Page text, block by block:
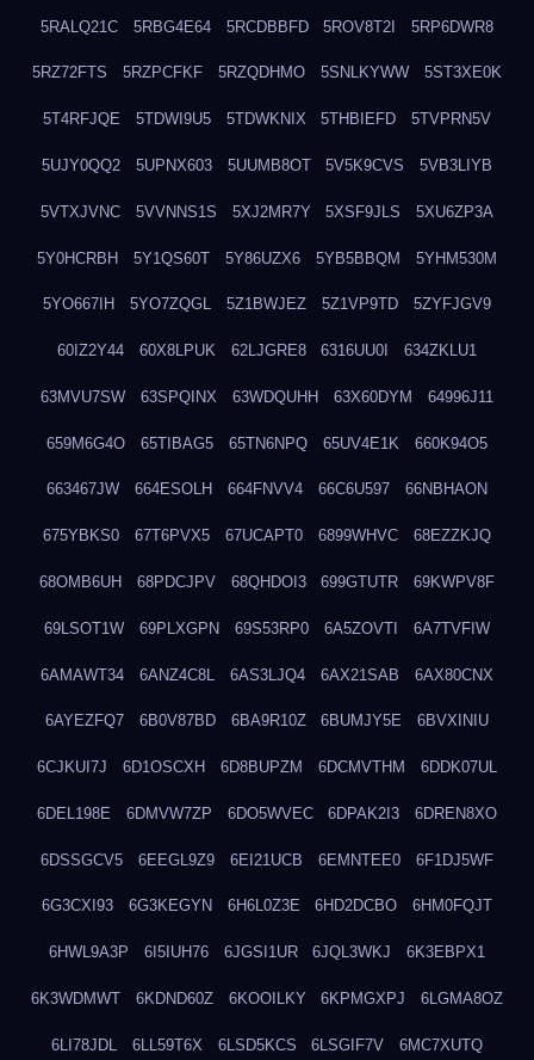
5RALQ21C 5RBG4E64 5RCDBBFD 5ROV8T2I 5RP6DWR8
5RZ72FTS 5RZPCFKF 5RZQDHMO 5SNLKYWW 5ST3XE0K
5T4RFJQE 5TDWI9U5 5TDWKNIX 5THBIEFD 5TVPRN5V
5UJY0QQ2 5UPNX603 5UUMB8OT 5V5K9CVS 5VB3LIYB
5VTXJVNC 5VVNNS1S 5XJ2MR7Y 5XSF9JLS 5XU6ZP3A
5Y0HCRBH 5Y1QS60T 5Y86UZX6 5YB5BBQM 5YHM530M
5YO667IH 5YO7ZQGL 5Z1BWJEZ 5Z1VP9TD 5ZYFJGV9
60IZ2Y44 60X8LPUK 62LJGRE8 6316UU0I 634ZKLU1
63MVU7SW 63SPQINX 63WDQUHH 63X60DYM 64996J11
659M6G4O 65TIBAG5 65TN6NPQ 65UV4E1K 660K94O5
663467JW 664ESOLH 664FNVV4 66C6U597 66NBHAON
675YBKS0 67T6PVX5 67UCAPT0 6899WHVC 68EZZKJQ
68OMB6UH 68PDCJPV 68QHDOI3 699GTUTR 69KWPV8F
69LSOT1W 69PLXGPN 69S53RP0 6A5ZOVTI 6A7TVFIW
6AMAWT34 6ANZ4C8L 6AS3LJQ4 6AX21SAB 6AX80CNX
6AYEZFQ7 6B0V87BD 6BA9R10Z 6BUMJY5E 6BVXINIU
6CJKUI7J 6D1OSCXH 6D8BUPZM 6DCMVTHM 6DDK07UL
6DEL198E 6DMVW7ZP 6DO5WVEC 6DPAK2I3 6DREN8XO
6DSSGCV5 6EEGL9Z9 6EI21UCB 6EMNTEE0 6F1DJ5WF
6G3CXI93 6G3KEGYN 6H6L0Z3E 6HD2DCBO 6HM0FQJT
6HWL9A3P 6I5IUH76 6JGSI1UR 6JQL3WKJ 6K3EBPX1
6K3WDMWT 6KDND60Z 6KOOILKY 6KPMGXPJ 6LGMA8OZ
6LI78JDL 6LL59T6X 6LSD5KCS 6LSGIF7V 6MC7XUTQ